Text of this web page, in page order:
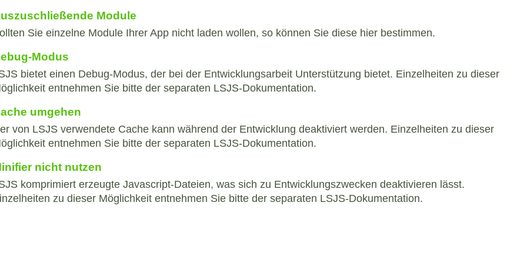
Module
Sie einzelne Module Ihrer App nicht laden wollen, so können Sie diese hier bestimmen.
Modus
bietet einen Debug-Modus, der bei der Entwicklungsarbeit Unterstützung bietet. Einzelheiten zu dieser
entnehmen Sie bitte der separaten LSJS-Dokumentation.
umgehen
von LSJS verwendete Cache kann während der Entwicklung deaktiviert werden. Einzelheiten zu dieser
entnehmen Sie bitte der separaten LSJS-Dokumentation.
nicht nutzen
komprimiert erzeugte Javascript-Dateien, was sich zu Entwicklungszwecken deaktivieren lässt.
zu dieser Möglichkeit entnehmen Sie bitte der separaten LSJS-Dokumentation.